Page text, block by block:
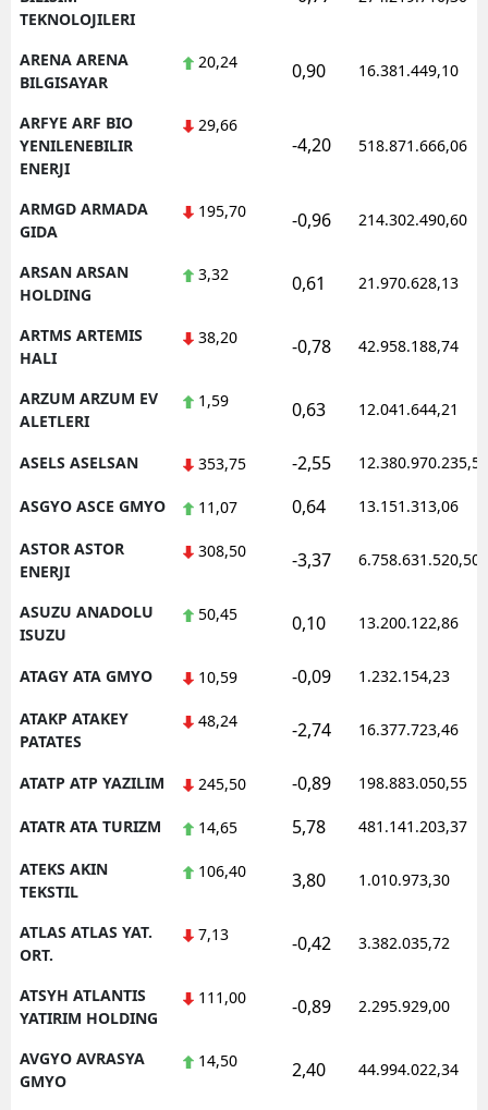
TEKNOLOJILERI
ARENA ARENA
BILGISAYAR
20,24 0,90 16.381.449,10
ARFYE ARF BIO
YENILENEBILIR
ENERJI
29,66
-4,20 518.871.666,06
ARMGD ARMADA
GIDA
195,70 -0,96 214.302.490,60
ARSAN ARSAN
HOLDING
3,32 0,61 21.970.628,13
ARTMS ARTEMIS
HALI
38,20 -0,78 42.958.188,74
ARZUM ARZUM EV
ALETLERI
1,59 0,63 12.041.644,21
ASELS ASELSAN 353,75 -2,55 12.380.970.235,50
ASGYO ASCE GMYO 11,07 0,64 13.151.313,06
ASTOR ASTOR
ENERJI
308,50 -3,37 6.758.631.520,50
ASUZU ANADOLU
ISUZU
50,45 0,10 13.200.122,86
ATAGY ATA GMYO 10,59 -0,09 1.232.154,23
ATAKP ATAKEY
PATATES
48,24 -2,74 16.377.723,46
ATATP ATP YAZILIM 245,50 -0,89 198.883.050,55
ATATR ATA TURIZM 14,65 5,78 481.141.203,37
ATEKS AKIN
TEKSTIL
106,40 3,80 1.010.973,30
ATLAS ATLAS YAT.
ORT.
7,13 -0,42 3.382.035,72
ATSYH ATLANTIS
YATIRIM HOLDING
111,00 -0,89 2.295.929,00
AVGYO AVRASYA
GMYO
14,50 2,40 44.994.022,34